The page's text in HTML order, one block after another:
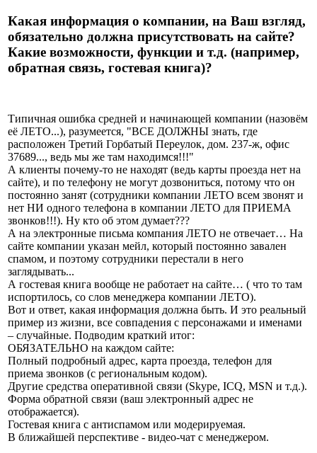
Какая информация о компании, на Ваш взгляд,
обязательно должна присутствовать на сайте?
Какие возможности, функции и т.д. (например,
обратная связь, гостевая книга)?
Типичная ошибка средней и начинающей компании (назовём
её ЛЕТО...), разумеется, "ВСЕ ДОЛЖНЫ знать, где
расположен Третий Горбатый Переулок, дом. 237-ж, офис
37689..., ведь мы же там находимся!!!"
А клиенты почему-то не находят (ведь карты проезда нет на
сайте), и по телефону не могут дозвониться, потому что он
постоянно занят (сотрудники компании ЛЕТО всем звонят и
нет НИ одного телефона в компании ЛЕТО для ПРИЕМА
звонков!!!). Ну кто об этом думает???
А на электронные письма компания ЛЕТО не отвечает… На
сайте компании указан мейл, который постоянно завален
спамом, и поэтому сотрудники перестали в него
заглядывать...
А гостевая книга вообще не работает на сайте… ( что то там
испортилось, со слов менеджера компании ЛЕТО).
Вот и ответ, какая информация должна быть. И это реальный
пример из жизни, все совпадения с персонажами и именами
– случайные. Подводим краткий итог:
ОБЯЗАТЕЛЬНО на каждом сайте:
Полный подробный адрес, карта проезда, телефон для
приема звонков (с региональным кодом).
Другие средства оперативной связи (Skype, ICQ, MSN и т.д.).
Форма обратной связи (ваш электронный адрес не
отображается).
Гостевая книга с антиспамом или модерируемая.
В ближайшей перспективе - видео-чат с менеджером.